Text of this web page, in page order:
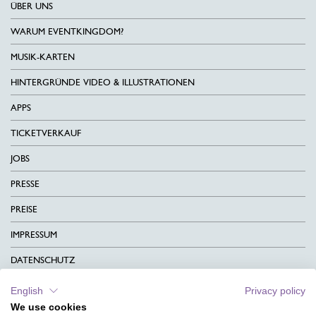
ÜBER UNS
WARUM EVENTKINGDOM?
MUSIK-KARTEN
HINTERGRÜNDE VIDEO & ILLUSTRATIONEN
APPS
TICKETVERKAUF
JOBS
PRESSE
PREISE
IMPRESSUM
DATENSCHUTZ
KONTAKT
AGB
English
Privacy policy
We use cookies